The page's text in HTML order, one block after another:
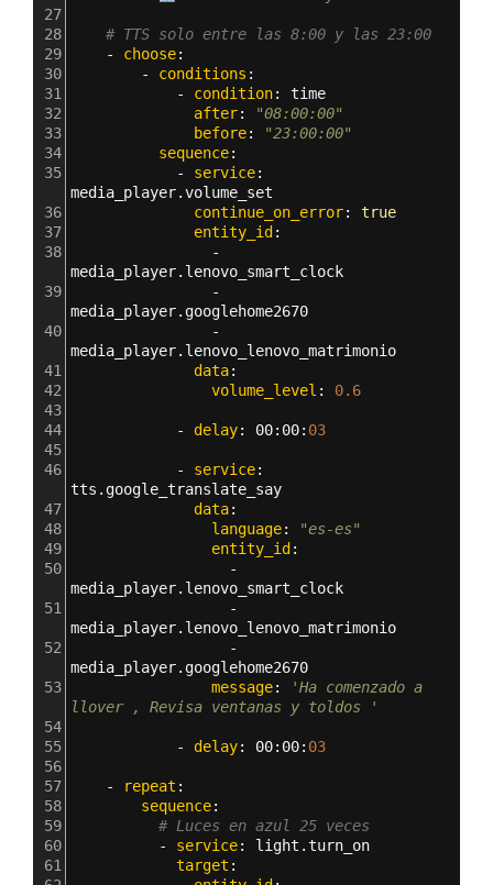
27
28
# TTS solo entre las 8:00 y las 23:00
29
- choose:
30
- conditions :
31
- condition: time
32
after:
"08:00:00"
33
before:
"23:00:00"
34
sequence:
35
- service
media_player.volume_set
36
continue_on_error: true
37
entity_id
38
media_player.lenovo_smart_clock
39
media_player.googlehome2670
40
media_player.lenovo_lenovo_matrimonio
41
data:
42
volume_level : 0.6
43
44
- delay: 00: 00:
45
46
- service
tts.google_translate_say
47
data:
48
language:
"es-es"
49
entity_id
50
media_player.lenovo_smart_clock
51
media_player.lenovo_lenovo_matrimonio
52
media_player.googlehome2670
53
message:
'Ha comenzado a
llover , Revisa ventanas y toldos '
54
55
- delay: 00: 00:
56
57
- repeat :
58
sequence:
59
60
- service: light.turn_on
61
target :